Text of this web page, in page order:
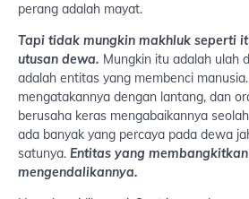
perang adalah mayat.
Tapi tidak mungkin makhluk seperti
utusan dewa. Mungkin itu adalah ulah
adalah entitas yang membenci
mengatakannya dengan lantang, dan
berusaha keras mengabaikannya
ada banyak yang percaya pada dewa
satunya. Entitas yang
mengendalikannya.